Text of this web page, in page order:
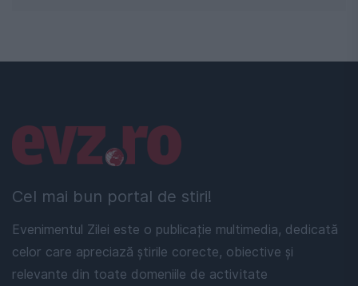
Cel mai bun portal de stiri!
Evenimentul Zilei este o publicație multimedia, dedicată
celor care apreciază știrile corecte, obiective și
relevante din toate domeniile de activitate
Linkuri utile